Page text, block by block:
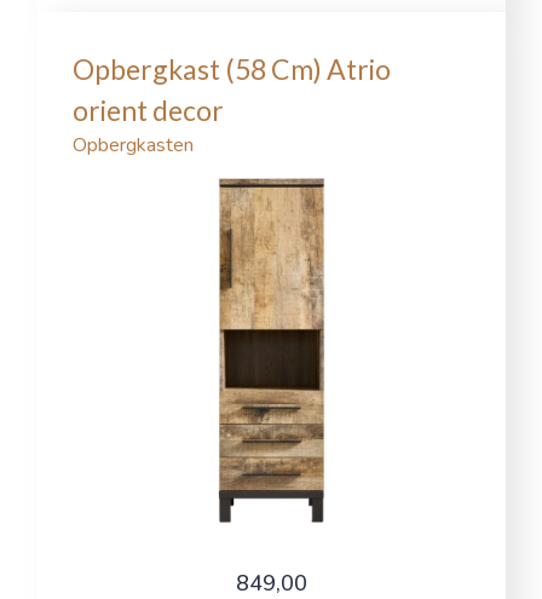
Opbergkast (58 Cm) Atrio
orient decor
Opbergkasten
849,00